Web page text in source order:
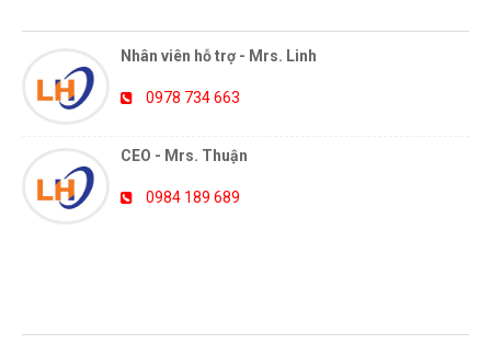
Nhân viên hỗ trợ - Mrs. Linh
0978 734 663
CEO - Mrs. Thuận
0984 189 689